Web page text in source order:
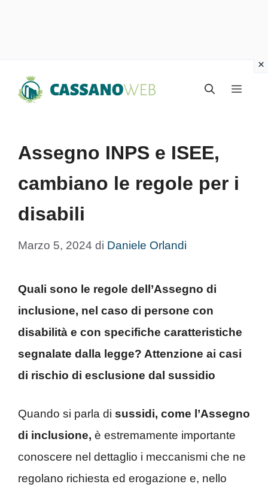
Menu
Assegno INPS e ISEE,
cambiano le regole per i
disabili
Marzo 5, 2024 di Daniele Orlandi
Quali sono le regole dell’Assegno di
inclusione, nel caso di persone con
disabilità e con specifiche caratteristiche
segnalate dalla legge? Attenzione ai casi
di rischio di esclusione dal sussidio
Quando si parla di sussidi, come l’Assegno
di inclusione, è estremamente importante
conoscere nel dettaglio i meccanismi che ne
regolano richiesta ed erogazione e, nello